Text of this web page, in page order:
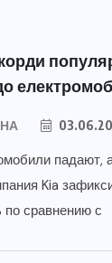
падают,
Kia
сравнению с